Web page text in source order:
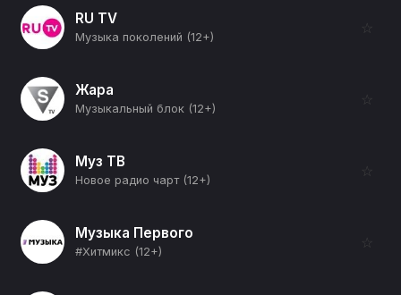
RU TV
Музыка поколений (12+)
☆
Жара
Музыкальный блок (12+)
☆
Муз ТВ
Новое радио чарт (12+)
☆
Музыка Первого
#Хитмикс (12+)
☆